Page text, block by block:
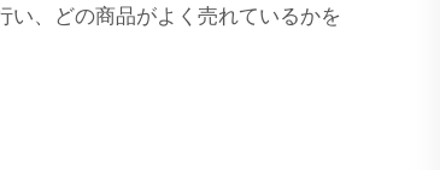
い、どの商品がよく売れているかを